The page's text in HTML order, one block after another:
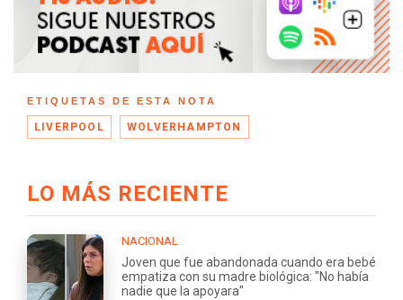
ETIQUETAS DE ESTA NOTA
LIVERPOOL WOLVERHAMPTON
LO MÁS RECIENTE
NACIONAL
Joven que fue abandonada cuando era bebé
empatiza con su madre biológica: "No había
nadie que la apoyara"